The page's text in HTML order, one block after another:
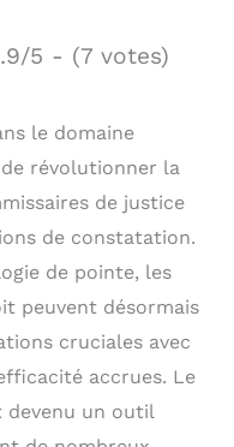
5 - (7 votes)
le domaine
révolutionner la
de justice
de constatation.
de pointe, les
peuvent désormais
cruciales avec
accrues. Le
un outil